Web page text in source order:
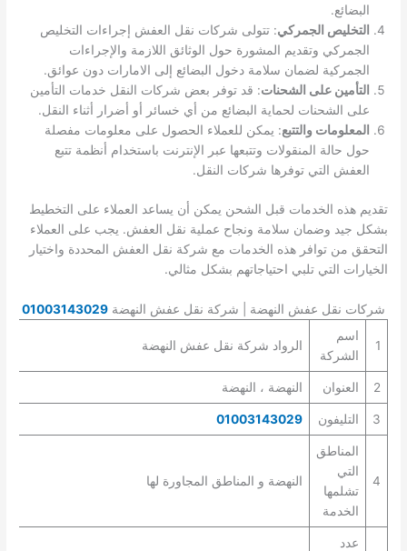
البضائع.
التخليص الجمركي: تتولى شركات نقل العفش إجراءات التخليص
الجمركي وتقديم المشورة حول الوثائق اللازمة والإجراءات
الجمركية لضمان سلامة دخول البضائع إلى الامارات دون عوائق.
التأمين على الشحنات: قد توفر بعض شركات النقل خدمات التأمين
على الشحنات لحماية البضائع من أي خسائر أو أضرار أثناء النقل.
المعلومات والتتبع: يمكن للعملاء الحصول على معلومات مفصلة
حول حالة المنقولات وتتبعها عبر الإنترنت باستخدام أنظمة تتبع
العفش التي توفرها شركات النقل.
تقديم هذه الخدمات قبل الشحن يمكن أن يساعد العملاء على التخطيط
بشكل جيد وضمان سلامة ونجاح عملية نقل العفش. يجب على العملاء
التحقق من توافر هذه الخدمات مع شركة نقل العفش المحددة واختيار
الخيارات التي تلبي احتياجاتهم بشكل مثالي.
شركات نقل عفش النهضة | شركة نقل عفش النهضة 01003143029
1
اسم
الشركة
الرواد شركة نقل عفش النهضة
2 العنوان النهضة ، النهضة
3 التليفون 01003143029
4
المناطق
التي
تشلمها
الخدمة
النهضة و المناطق المجاورة لها
عدد